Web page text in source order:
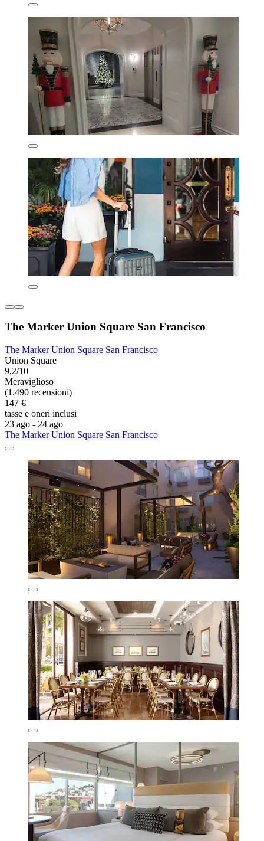
The Marker Union Square San Francisco
The Marker Union Square San Francisco
Union Square
9,2/10
Meraviglioso
(1.490 recensioni)
147 €
tasse e oneri inclusi
23 ago - 24 ago
The Marker Union Square San Francisco